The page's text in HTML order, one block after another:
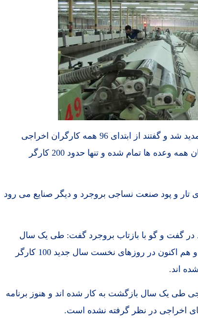
بعد از مدتی دوباره وعده بازگشت به کار تمدید شد و گفتند از ابتدای 96 همه کارگران اخراجی
بازگشت به کار می شوند اما هم اکنون زمان همه وعده ها تمام شده و تنها حدود 200 کارگر
تار و پود صنعت نساجی بروجرد و دیگر صنایع می رود
در گفت و گو با بازتاب بروجرد گفت: طی یک سال
گذشته 100 کارگر بازگشت به کار شده اند و هم اکنون در روزهای نخست سال جدید 100 کارگر
اند.
مجموع 200 کارگر اخراجی طی یک سال بازگشت به کار شده اند و هنوز برنامه
اخراجی در نظر گرفته نشده است.